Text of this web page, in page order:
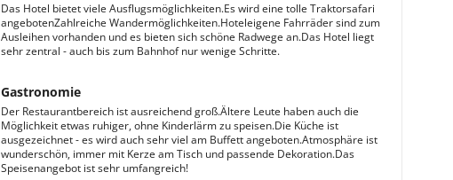
Das Hotel bietet viele Ausflugsmöglichkeiten.Es wird eine tolle Traktorsafari
angebotenZahlreiche Wandermöglichkeiten.Hoteleigene Fahrräder sind zum
Ausleihen vorhanden und es bieten sich schöne Radwege an.Das Hotel liegt
sehr zentral - auch bis zum Bahnhof nur wenige Schritte.
Gastronomie
Der Restaurantbereich ist ausreichend groß.Ältere Leute haben auch die
Möglichkeit etwas ruhiger, ohne Kinderlärm zu speisen.Die Küche ist
ausgezeichnet - es wird auch sehr viel am Buffett angeboten.Atmosphäre ist
wunderschön, immer mit Kerze am Tisch und passende Dekoration.Das
Speisenangebot ist sehr umfangreich!